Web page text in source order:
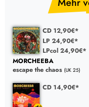
CD 12,90€*
LP 24,90€*
LPcol 24,90€*
MORCHEEBA
escape the chaos (UK 25)
CD 14,90€*